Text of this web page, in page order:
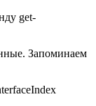
get-
Запоминаем